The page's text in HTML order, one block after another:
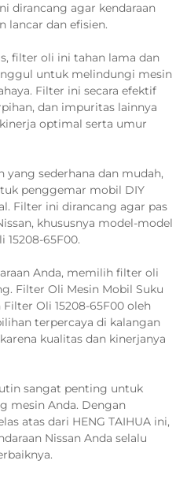
dirancang agar kendaraan
lancar dan efisien.
filter oli ini tahan lama dan
untuk melindungi mesin
Filter ini secara efektif
dan impuritas lainnya
optimal serta umur
yang sederhana dan mudah,
penggemar mobil DIY
Filter ini dirancang agar pas
khususnya model-model
65F00.
Anda, memilih filter oli
Filter Oli Mesin Mobil Suku
Oli 15208-65F00 oleh
terpercaya di kalangan
kualitas dan kinerjanya
sangat penting untuk
mesin Anda. Dengan
atas dari HENG TAIHUA ini,
Nissan Anda selalu